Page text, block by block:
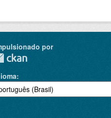
por